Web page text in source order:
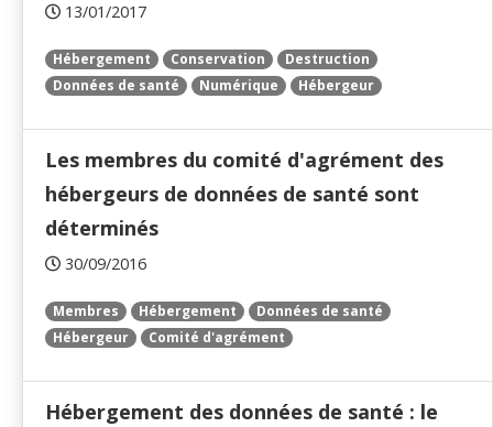
13/01/2017
Hébergement Conservation
Destruction
Données de santé
Numérique Hébergeur
Les membres du comité d'agrément des
hébergeurs de données de santé sont
déterminés
30/09/2016
Membres Hébergement
Données de santé
Hébergeur
Comité d'agrément
Hébergement des données de santé : le